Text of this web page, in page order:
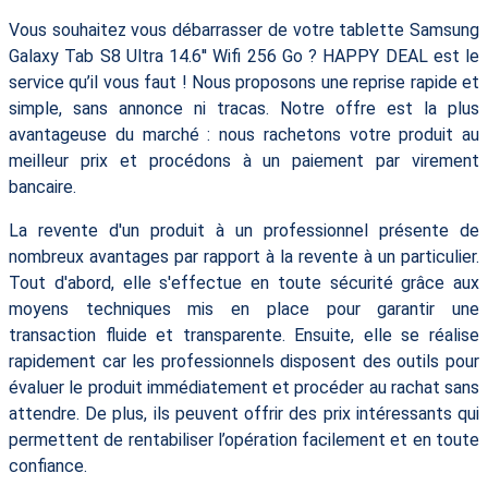
Vous souhaitez vous débarrasser de votre tablette Samsung
Galaxy Tab S8 Ultra 14.6'' Wifi 256 Go ? HAPPY DEAL est le
service qu’il vous faut ! Nous proposons une reprise rapide et
simple, sans annonce ni tracas. Notre offre est la plus
avantageuse du marché : nous rachetons votre produit au
meilleur prix et procédons à un paiement par virement
bancaire.
La revente d'un produit à un professionnel présente de
nombreux avantages par rapport à la revente à un particulier.
Tout d'abord, elle s'effectue en toute sécurité grâce aux
moyens techniques mis en place pour garantir une
transaction fluide et transparente. Ensuite, elle se réalise
rapidement car les professionnels disposent des outils pour
évaluer le produit immédiatement et procéder au rachat sans
attendre. De plus, ils peuvent offrir des prix intéressants qui
permettent de rentabiliser l’opération facilement et en toute
confiance.